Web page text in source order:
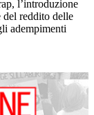
l’introduzione
del reddito delle
adempimenti